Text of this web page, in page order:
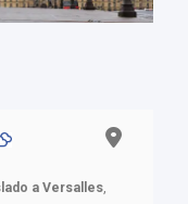
a Versalles,